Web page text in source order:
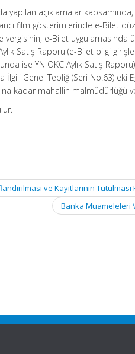
yapılan açıklamalar
film gösterimlerinde e-Bilet
vergisinin, e-Bilet uygulamasında
Satış Raporu (e-Bilet bilgi
ise YN ÖKC Aylık Satış
İlgili Genel Tebliğ (Seri No:63) eki
kadar mahallin malmüdürlüğü
ve Kayıtlarının
Banka Muameleleri